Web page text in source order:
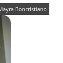
Boncristiano